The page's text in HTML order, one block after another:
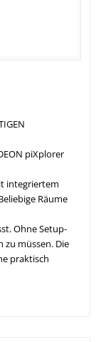
piXplorer
integriertem
Räume
Ohne Setup-
zu müssen. Die
praktisch